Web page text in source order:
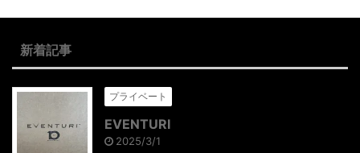
新着記事
プライベート
EVENTURI
2025/3/1